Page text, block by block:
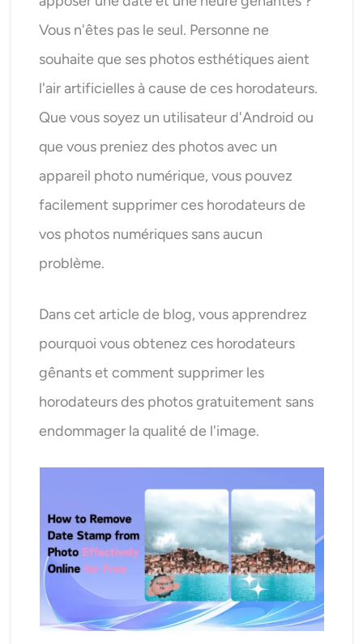
Générateur d’images stylisées par IA
Changeur de coiffure
Bébé IA
Générateur de tirs à la tête IA
Amplificateur vidéo
Suppression de filigrane vidéo
Vous n'êtes pas le seul. Personne ne
souhaite que ses photos esthétiques aient
l'air artificielles à cause de ces horodateurs.
Que vous soyez un utilisateur d'Android ou
que vous preniez des photos avec un
appareil photo numérique, vous pouvez
facilement supprimer ces horodateurs de
vos photos numériques sans aucun
problème.
Dans cet article de blog, vous apprendrez
pourquoi vous obtenez ces horodateurs
gênants et comment supprimer les
horodateurs des photos gratuitement sans
endommager la qualité de l'image.